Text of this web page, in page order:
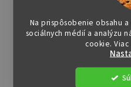
Na prispôsobenie obsahu
sociálnych médií a analýzu
cookie.
DO KOŠÍKA